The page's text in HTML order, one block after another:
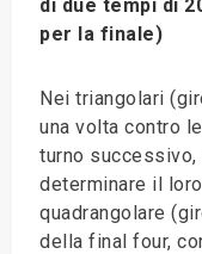
di due tempi di
per la finale)
Nei triangolari
una volta contro
turno
determinare il
quadrangolare
della final four,